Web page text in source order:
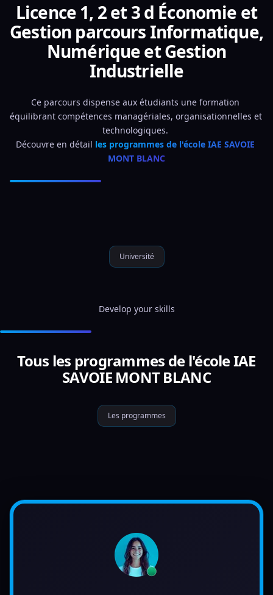
Licence 1, 2 et 3 d Économie et
Gestion parcours Informatique,
Numérique et Gestion
Industrielle
Ce parcours dispense aux étudiants une formation
équilibrant compétences managériales, organisationnelles et
technologiques.
Découvre en détail les programmes de l'école IAE SAVOIE
MONT BLANC
Université
Develop your skills
Tous les programmes de l'école IAE
SAVOIE MONT BLANC
Les programmes